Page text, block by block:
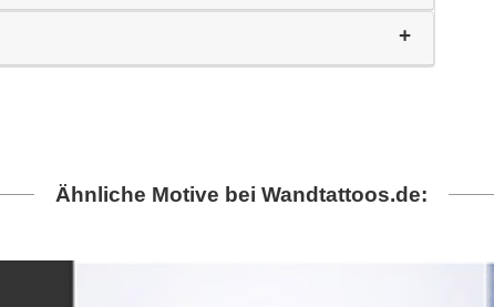
Ähnliche Motive bei Wandtattoos.de: